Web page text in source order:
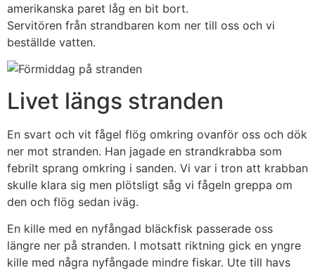
amerikanska paret låg en bit bort.
Servitören från strandbaren kom ner till oss och vi
beställde vatten.
Livet längs stranden
En svart och vit fågel flög omkring ovanför oss och dök
ner mot stranden. Han jagade en strandkrabba som
febrilt sprang omkring i sanden. Vi var i tron att krabban
skulle klara sig men plötsligt såg vi fågeln greppa om
den och flög sedan iväg.
En kille med en nyfångad bläckfisk passerade oss
längre ner på stranden. I motsatt riktning gick en yngre
kille med några nyfångade mindre fiskar. Ute till havs